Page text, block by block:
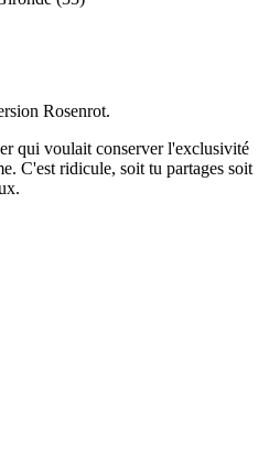
Rosenrot.
qui voulait conserver l'exclusivité
C'est ridicule, soit tu partages soit